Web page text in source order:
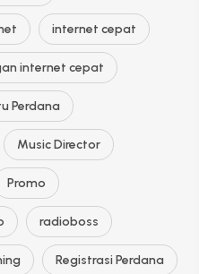
internet cepat
internet cepat
Perdana
Music Director
Promo
radioboss
Registrasi Perdana